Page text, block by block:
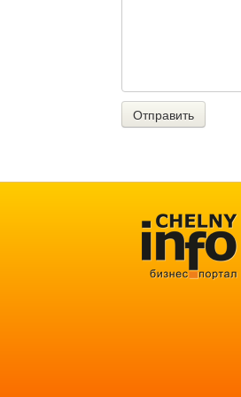
Отправить